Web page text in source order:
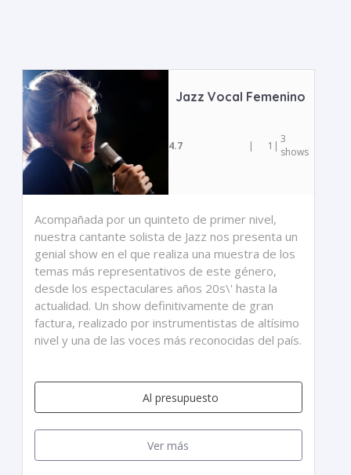
Jazz Vocal Femenino
4.7 | 1 | 3
shows
Acompañada por un quinteto de primer nivel,
nuestra cantante solista de Jazz nos presenta un
genial show en el que realiza una muestra de los
temas más representativos de este género,
desde los espectaculares años 20s\' hasta la
actualidad. Un show definitivamente de gran
factura, realizado por instrumentistas de altísimo
nivel y una de las voces más reconocidas del país.
Al presupuesto
Ver más